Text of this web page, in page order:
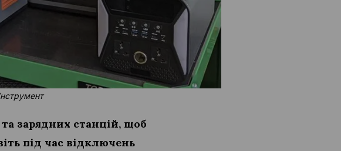
зарядних станцій, щоб
під час відключень